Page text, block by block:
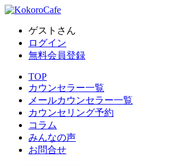
ゲストさん
ログイン
無料会員登録
TOP
カウンセラー一覧
メールカウンセラー一覧
カウンセリング予約
コラム
みんなの声
お問合せ